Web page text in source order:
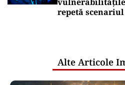
repetă scenariul
Alte Articole